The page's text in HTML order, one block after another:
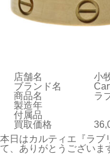
店舗名
小
ブランド名
商品名
ラ
製造年
付属品
買取価格
本日はカルティエ『ラブ
て、ありがとうございま